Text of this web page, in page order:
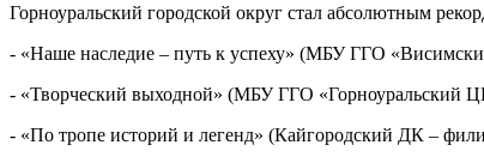
Горноуральский городской округ стал абсолютным
- «Наше наследие – путь к успеху» (МБУ ГГО
- «Творческий выходной» (МБУ ГГО «Горноуральский
- «По тропе историй и легенд» (Кайгородский ДК –